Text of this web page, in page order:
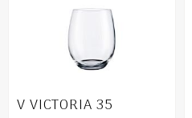
V VICTORIA 35